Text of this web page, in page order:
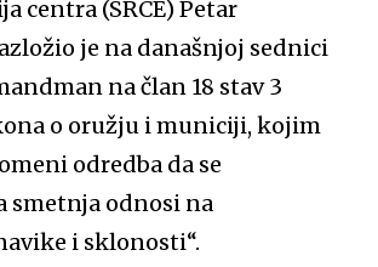
centra (SRCE) Petar
je na današnjoj sednici
na član 18 stav 3
o oružju i municiji, kojim
odredba da se
smetnja odnosi na
i sklonosti“.